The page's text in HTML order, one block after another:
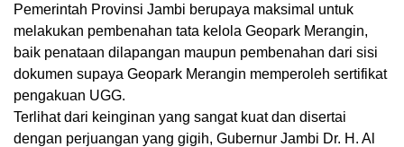
Pemerintah Provinsi Jambi berupaya maksimal untuk
melakukan pembenahan tata kelola Geopark Merangin,
baik penataan dilapangan maupun pembenahan dari sisi
dokumen supaya Geopark Merangin memperoleh sertifikat
pengakuan UGG.
Terlihat dari keinginan yang sangat kuat dan disertai
dengan perjuangan yang gigih, Gubernur Jambi Dr. H. Al